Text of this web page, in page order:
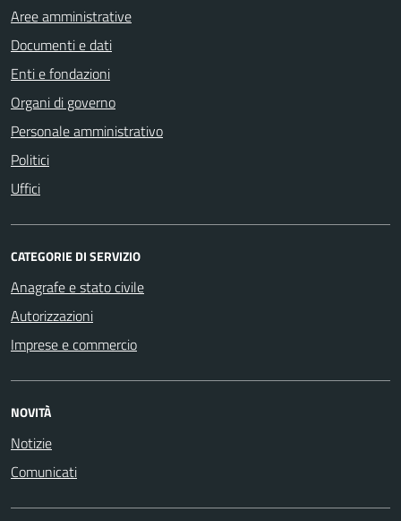
Aree amministrative
Documenti e dati
Enti e fondazioni
Organi di governo
Personale amministrativo
Politici
Uffici
CATEGORIE DI SERVIZIO
Anagrafe e stato civile
Autorizzazioni
Imprese e commercio
NOVITÀ
Notizie
Comunicati